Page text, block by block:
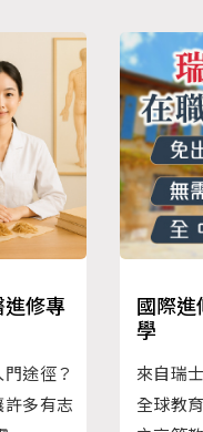
講座交流